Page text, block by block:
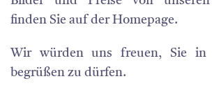
finden Sie auf der Homepage.
Wir würden uns freuen, Sie in
begrüßen zu dürfen.